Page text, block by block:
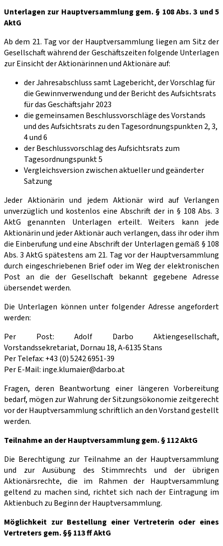
Unterlagen zur Hauptversammlung gem. § 108 Abs. 3 und 5
AktG
Ab dem 21. Tag vor der Hauptversammlung liegen am Sitz der
Gesellschaft während der Geschäftszeiten folgende Unterlagen
zur Einsicht der Aktionärinnen und Aktionäre auf:
der Jahresabschluss samt Lagebericht, der Vorschlag für
die Gewinnverwendung und der Bericht des Aufsichtsrats
für das Geschäftsjahr 2023
die gemeinsamen Beschlussvorschläge des Vorstands
und des Aufsichtsrats zu den Tagesordnungspunkten 2, 3,
4 und 6
der Beschlussvorschlag des Aufsichtsrats zum
Tagesordnungspunkt 5
Vergleichsversion zwischen aktueller und geänderter
Satzung
Jeder Aktionärin und jedem Aktionär wird auf Verlangen
unverzüglich und kostenlos eine Abschrift der in § 108 Abs. 3
AktG genannten Unterlagen erteilt. Weiters kann jede
Aktionärin und jeder Aktionär auch verlangen, dass ihr oder ihm
die Einberufung und eine Abschrift der Unterlagen gemäß § 108
Abs. 3 AktG spätestens am 21. Tag vor der Hauptversammlung
durch eingeschriebenen Brief oder im Weg der elektronischen
Post an die der Gesellschaft bekannt gegebene Adresse
übersendet werden.
Die Unterlagen können unter folgender Adresse angefordert
werden:
Per Post: Adolf Darbo Aktiengesellschaft,
Vorstandssekretariat, Dornau 18, A-6135 Stans
Per Telefax: +43 (0) 5242 6951-39
Per E-Mail: inge.klumaier@darbo.at
Fragen, deren Beantwortung einer längeren Vorbereitung
bedarf, mögen zur Wahrung der Sitzungsökonomie zeitgerecht
vor der Hauptversammlung schriftlich an den Vorstand gestellt
werden.
Teilnahme an der Hauptversammlung gem. § 112 AktG
Die Berechtigung zur Teilnahme an der Hauptversammlung
und zur Ausübung des Stimmrechts und der übrigen
Aktionärsrechte, die im Rahmen der Hauptversammlung
geltend zu machen sind, richtet sich nach der Eintragung im
Aktienbuch zu Beginn der Hauptversammlung.
Möglichkeit zur Bestellung einer Vertreterin oder eines
Vertreters gem. §§ 113 ff AktG